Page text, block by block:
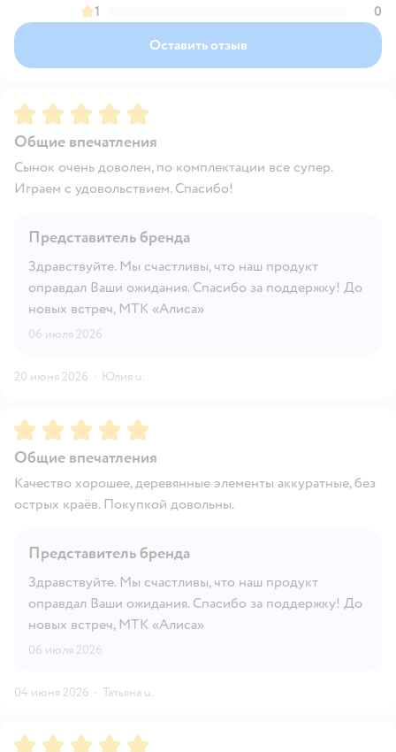
1
0
Оставить отзыв
Рейтинг:5
Общие впечатления
Сынок очень доволен, по комплектации все супер.
Играем с удовольствием. Спасибо!
Представитель бренда
Здравствуйте. Мы счастливы, что наш продукт
оправдал Ваши ожидания. Спасибо за поддержку! До
новых встреч, МТК «Алиса»
06 июля 2026
20 июня 2026 · Юлия u.
Рейтинг:5
Общие впечатления
Качество хорошее, деревянные элементы аккуратные, без
острых краёв. Покупкой довольны.
Представитель бренда
Здравствуйте. Мы счастливы, что наш продукт
оправдал Ваши ожидания. Спасибо за поддержку! До
новых встреч, МТК «Алиса»
06 июля 2026
04 июня 2026 · Татьяна u.
Рейтинг:5